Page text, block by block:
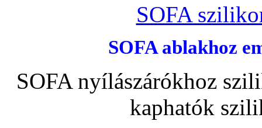
SOFA
SOFA ablakhoz
SOFA nyílászárókhoz
kaphatók